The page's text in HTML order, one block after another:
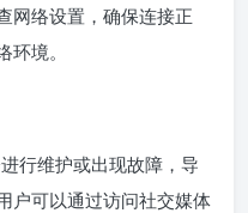
网络设置，确保连接正
境。
行维护或出现故障，导
户可以通过访问社交媒体